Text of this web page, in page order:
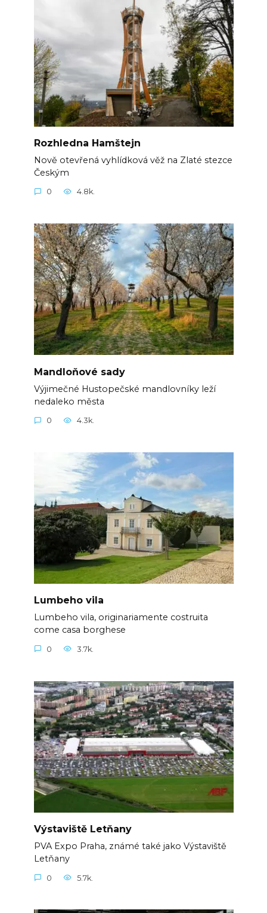
Rozhledna Hamštejn
Nově otevřená vyhlídková věž na Zlaté stezce
Českým
0 4.8k.
Mandloňové sady
Výjimečné Hustopečské mandlovníky leží
nedaleko města
0 4.3k.
Lumbeho vila
Lumbeho vila, originariamente costruita
come casa borghese
0 3.7k.
Výstaviště Letňany
PVA Expo Praha, známé také jako Výstaviště
Letňany
0 5.7k.